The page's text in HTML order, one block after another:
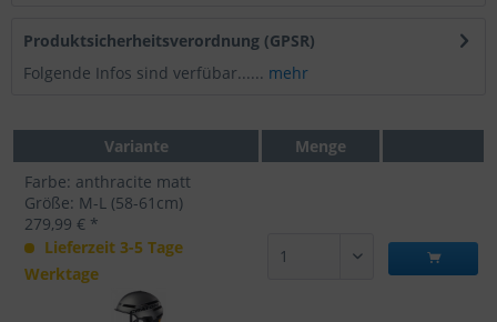
Produktsicherheitsverordnung (GPSR)
Folgende Infos sind verfübar...... mehr
Variante
Menge
Farbe: anthracite matt
Größe: M-L (58-61cm)
279,99 € *
Lieferzeit 3-5 Tage
Werktage